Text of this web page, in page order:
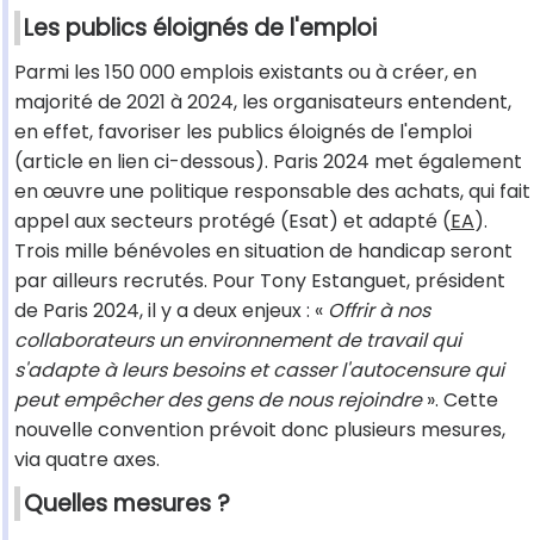
Les publics éloignés de l'emploi
Parmi les 150 000 emplois existants ou à créer, en
majorité de 2021 à 2024, les organisateurs entendent,
en effet, favoriser les publics éloignés de l'emploi
(article en lien ci-dessous). Paris 2024 met également
en œuvre une politique responsable des achats, qui fait
appel aux secteurs protégé (Esat) et adapté (EA).
Trois mille bénévoles en situation de handicap seront
par ailleurs recrutés. Pour Tony Estanguet, président
de Paris 2024, il y a deux enjeux : « Offrir à nos
collaborateurs un environnement de travail qui
s'adapte à leurs besoins et casser l'autocensure qui
peut empêcher des gens de nous rejoindre». Cette
nouvelle convention prévoit donc plusieurs mesures,
via quatre axes.
Quelles mesures ?